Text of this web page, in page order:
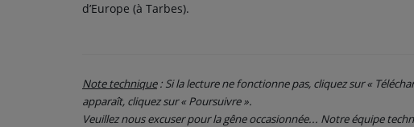
VIDÉOS | JEUXd’Europe (à Tarbes).
Note technique: Si la lecture ne fonctionne pas, cliquez sur «
apparaît, cliquez sur « Poursuivre ».
Veuillez nous excuser pour la gêne occasionnée... Notre équipe